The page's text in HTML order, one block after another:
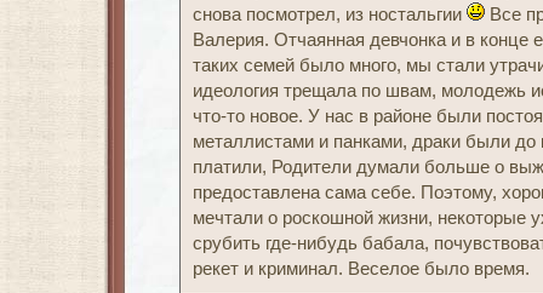
снова посмотрел, из ностальгии
Все
Валерия. Отчаянная девчонка и в конце
таких семей было много, мы стали
идеология трещала по швам, молодежь
что-то новое. У нас в районе были
металлистами и панками, драки были
платили, Родители думали больше о
предоставлена сама себе. Поэтому,
мечтали о роскошной жизни, некоторые
срубить где-нибудь бабала,
рекет и криминал. Веселое было время.